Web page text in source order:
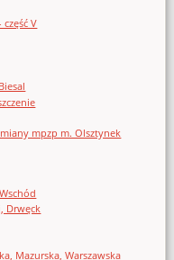
V
mpzp m. Olsztynek
Drwęck
Mazurska, Warszawska